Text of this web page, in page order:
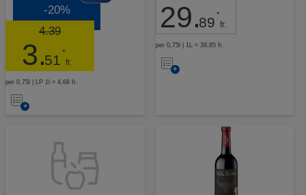
-20%
4.39
3.51 *
fr.
per 0,75l | LP 1l = 4,68 fr.
Nell’elenco
29.89 *
fr.
per 0,75l | 1L = 39,85 fr.
Nell’elenco